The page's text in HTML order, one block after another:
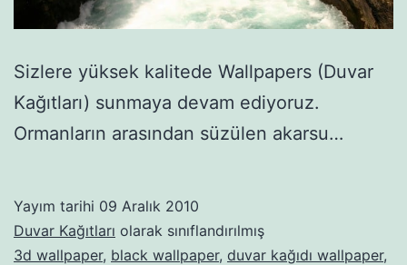
Sizlere yüksek kalitede Wallpapers (Duvar
Kağıtları) sunmaya devam ediyoruz.
Ormanların arasından süzülen akarsu…
Yayım tarihi 09 Aralık 2010
Duvar Kağıtları olarak sınıflandırılmış
3d wallpaper, black wallpaper, duvar kağıdı wallpaper,